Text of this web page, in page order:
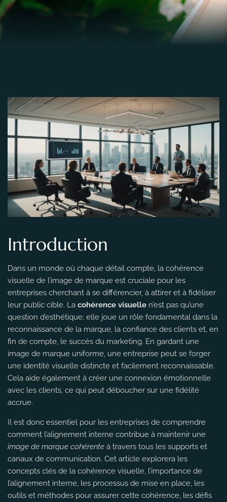
Introduction
Dans un monde où chaque détail compte, la cohérence
visuelle de l’image de marque est cruciale pour les
entreprises cherchant à se différencier, à attirer et à fidéliser
leur public cible. La cohérence visuelle n’est pas qu’une
question d’esthétique; elle joue un rôle fondamental dans la
reconnaissance de la marque, la confiance des clients et, en
fin de compte, le succès du marketing. En gardant une
image de marque uniforme, une entreprise peut se forger
une identité visuelle distincte et facilement reconnaissable.
Cela aide également à créer une connexion émotionnelle
avec les clients, ce qui peut déboucher sur une fidélité
accrue.
Il est donc essentiel pour les entreprises de comprendre
comment l’alignement interne contribue à maintenir une
image de marque cohérente à travers tous les supports et
canaux de communication. Cet article explorera les
concepts clés de la cohérence visuelle, l’importance de
l’alignement interne, les processus de mise en place, les
outils et méthodes pour assurer cette cohérence, les défis